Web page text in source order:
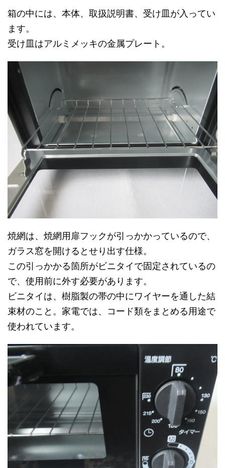
箱の中には、本体、取扱説明書、受け皿が入ってい
ます。
受け皿はアルミメッキの金属プレート。
焼網は、焼網用扉フックが引っかかっているので、
ガラス窓を開けるとせり出す仕様。
この引っかかる箇所がビニタイで固定されているの
で、使用前に外す必要があります。
ビニタイは、樹脂製の帯の中にワイヤーを通した結
束材のこと。家電では、コード類をまとめる用途で
使われています。